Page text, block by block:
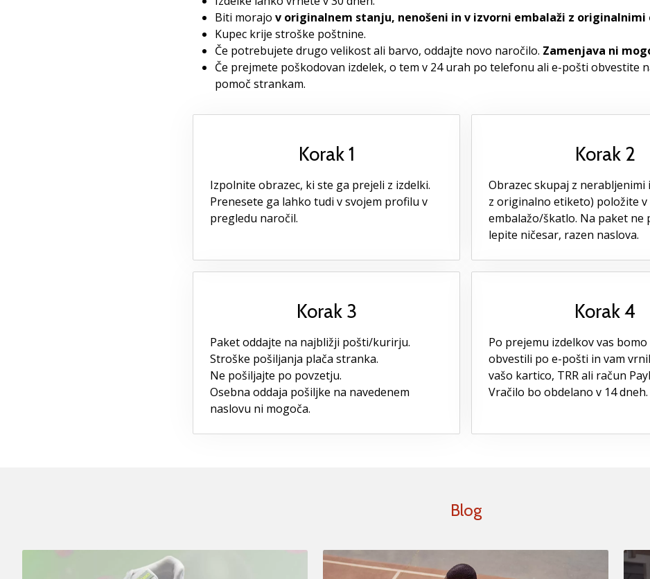
Biti morajo v originalnem stanju, nenošeni in v izvorni embalaži z
Kupec krije stroške poštnine.
Če potrebujete drugo velikost ali barvo, oddajte novo naročilo. Zamenjava ni
Če prejmete poškodovan izdelek, o tem v 24 urah po telefonu ali e-pošti obvestite
pomoč strankam.
Korak 1
Izpolnite obrazec, ki ste ga prejeli z izdelki.
Prenesete ga lahko tudi v svojem profilu v
pregledu naročil.
Korak 2
Obrazec skupaj z nerabljenimi
z originalno etiketo) položite
embalažo/škatlo. Na paket ne
lepite ničesar, razen naslova.
Korak 3
Paket oddajte na najbližji pošti/kurirju.
Stroške pošiljanja plača stranka.
Ne pošiljajte po povzetju.
Osebna oddaja pošiljke na navedenem
naslovu ni mogoča.
Korak 4
Po prejemu izdelkov vas
obvestili po e-pošti in vam
vašo kartico, TRR ali račun
Vračilo bo obdelano v 14 dneh.
Blog